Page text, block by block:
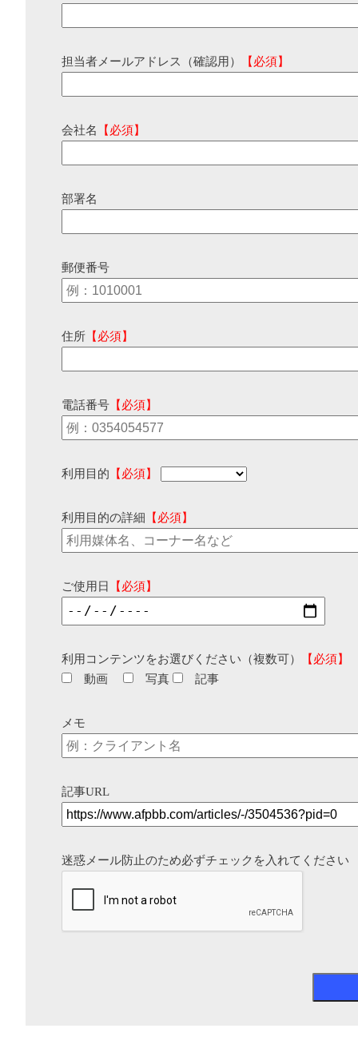
担当者メールアドレス（確認用） 【必須】
会社名 【必須】
部署名
郵便番号
住所 【必須】
電話番号 【必須】
利用目的 【必須】
利用目的の詳細 【必須】
ご使用日 【必須】
利用コンテンツをお選びください（複数可）
【必須】
動画
写真 記事
メモ
記事URL
迷惑メール防止のため必ずチェックを入れてください